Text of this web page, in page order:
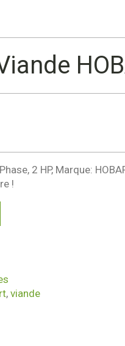
2 HP, Marque:
!
, viande